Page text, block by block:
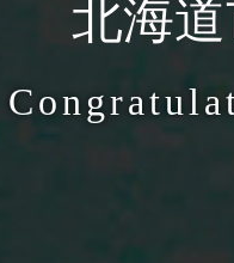
北海